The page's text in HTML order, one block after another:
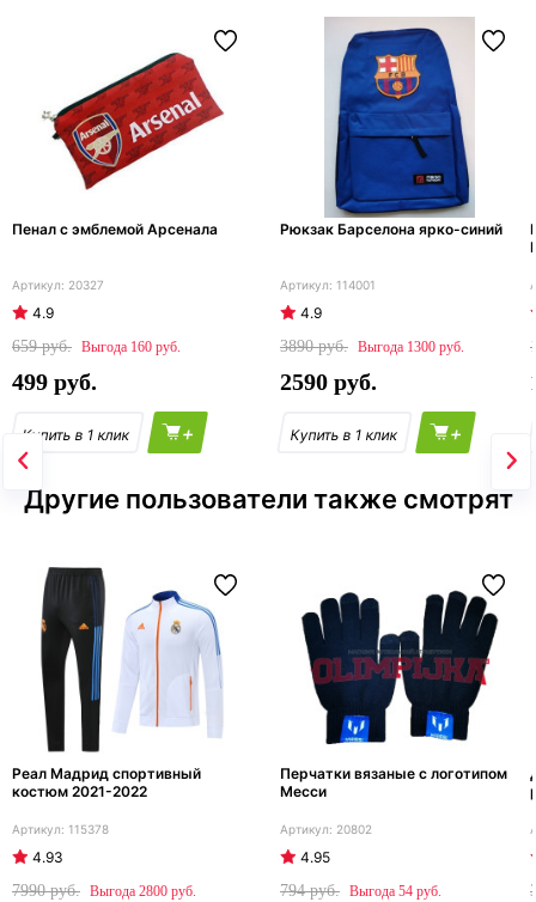
Пенал с эмблемой Арсенала
20327
4.9
659
160
499
+
Рюкзак Барселона ярко-синий
114001
4.9
3890
1300
2590
+
Другие пользователи также смотрят
Реал Мадрид спортивный
костюм 2021-2022
115378
4.93
7990
2800
Перчатки вязаные с логотипом
Месси
20802
4.95
794
54